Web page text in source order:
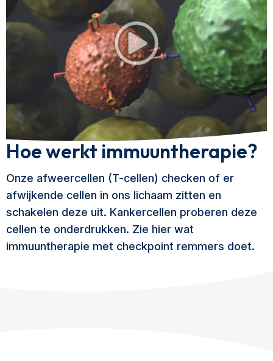
Hoe werkt immuuntherapie?
Onze afweercellen (T-cellen) checken of er
afwijkende cellen in ons lichaam zitten en
schakelen deze uit. Kankercellen proberen deze
cellen te onderdrukken. Zie hier wat
immuuntherapie met checkpoint remmers doet.